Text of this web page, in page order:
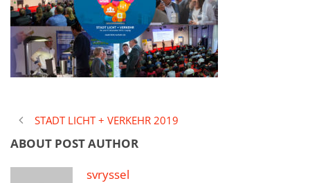
STADT LICHT + VERKEHR 2019
ABOUT POST AUTHOR
svryssel